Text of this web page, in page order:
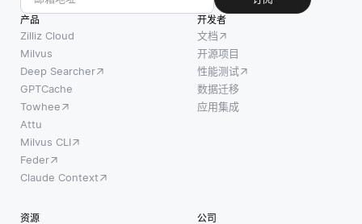
产品
Zilliz Cloud
Milvus
Deep Searcher
GPTCache
Towhee
Attu
Milvus CLI
Feder
Claude Context
开发者
文档
开源项目
性能测试
数据迁移
应用集成
资源 公司